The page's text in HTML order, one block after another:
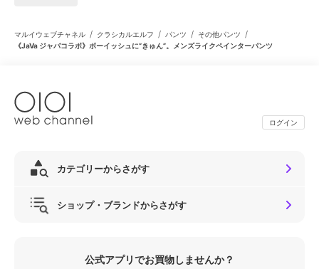
マルイウェブチャネル / クラシカルエルフ / パンツ / その他パンツ /
《JaVa ジャバコラボ》ボーイッシュに”きゅん”。メンズライクペインターパンツ
ログイン
カテゴリーからさがす
ショップ・ブランドからさがす
公式アプリでお買物しませんか？